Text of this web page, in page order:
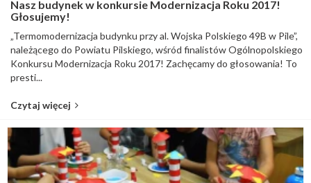
Nasz budynek w konkursie Modernizacja Roku 2017!
Głosujemy!
„Termomodernizacja budynku przy al. Wojska Polskiego 49B w Pile”,
należącego do Powiatu Pilskiego, wśród finalistów Ogólnopolskiego
Konkursu Modernizacja Roku 2017! Zachęcamy do głosowania! To
presti...
Czytaj więcej